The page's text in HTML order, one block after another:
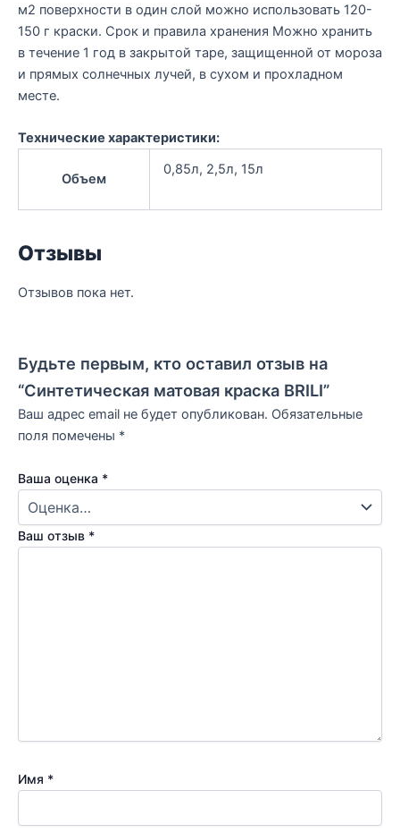
м2 поверхности в один слой можно использовать 120-
150 г краски. Срок и правила хранения Можно хранить
в течение 1 год в закрытой таре, защищенной от мороза
и прямых солнечных лучей, в сухом и прохладном
месте.
Технические характеристики:
Объем
0,85л, 2,5л, 15л
Отзывы
Отзывов пока нет.
Будьте первым, кто оставил отзыв на
“Синтетическая матовая краска BRILI”
Ваш адрес email не будет опубликован. Обязательные
поля помечены *
Ваша оценка *
Ваш отзыв *
Имя *